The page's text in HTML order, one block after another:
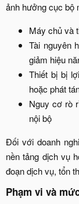
ảnh hưởng cục bộ
Máy chủ và
Tài nguyên
giảm hiệu
Thiết bị bị
hoặc phát
Nguy cơ rò
nội bộ​
Đối với doanh
nền tảng dịch vụ
đoạn dịch vụ, tổn
Phạm vi và